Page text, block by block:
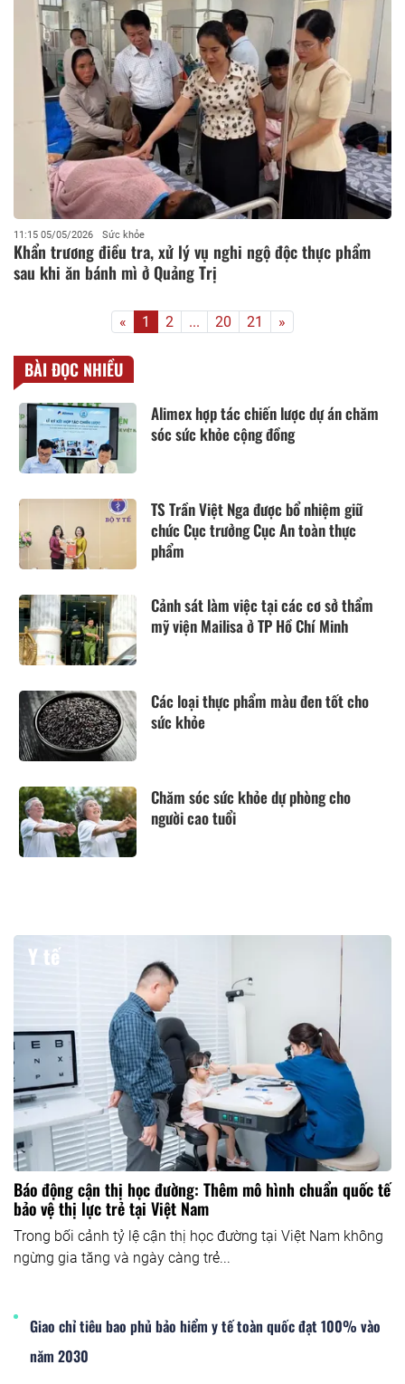
11:15 05/05/2026 Sức khỏe
Khẩn trương điều tra, xử lý vụ nghi ngộ độc thực phẩm
sau khi ăn bánh mì ở Quảng Trị
« 1 2 ... 20 21 »
BÀI ĐỌC NHIỀU
Alimex hợp tác chiến lược dự án chăm
sóc sức khỏe cộng đồng
TS Trần Việt Nga được bổ nhiệm giữ
chức Cục trưởng Cục An toàn thực
phẩm
Cảnh sát làm việc tại các cơ sở thẩm
mỹ viện Mailisa ở TP Hồ Chí Minh
Các loại thực phẩm màu đen tốt cho
sức khỏe
Chăm sóc sức khỏe dự phòng cho
người cao tuổi
Y tế
Báo động cận thị học đường: Thêm mô hình chuẩn quốc tế
bảo vệ thị lực trẻ tại Việt Nam
Trong bối cảnh tỷ lệ cận thị học đường tại Việt Nam không
ngừng gia tăng và ngày càng trẻ...
Giao chỉ tiêu bao phủ bảo hiểm y tế toàn quốc đạt 100% vào
năm 2030